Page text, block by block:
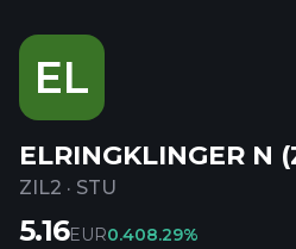
EL
ELRINGKLINGER N
ZIL2 · STU
5.16EUR0.408.29%